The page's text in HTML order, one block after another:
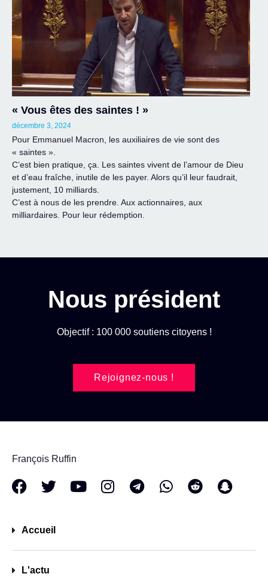
« Vous êtes des saintes ! »
décembre 3, 2024
Pour Emmanuel Macron, les auxiliaires de vie sont des
« saintes ».
C’est bien pratique, ça. Les saintes vivent de l’amour de Dieu
et d’eau fraîche, inutile de les payer. Alors qu’il leur faudrait,
justement, 10 milliards.
C’est à nous de les prendre. Aux actionnaires, aux
milliardaires. Pour leur rédemption.
Nous président
Objectif : 100 000 soutiens citoyens !
Rejoignez-nous !
François Ruffin
Accueil
L'actu